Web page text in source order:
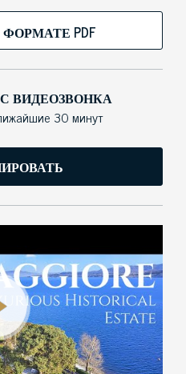
PDF
ВИДЕОЗВОНКА
30 минут